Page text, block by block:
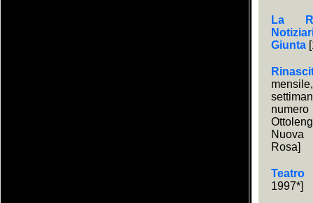
La
Giunta
Nuova
Rosa]
1997*]